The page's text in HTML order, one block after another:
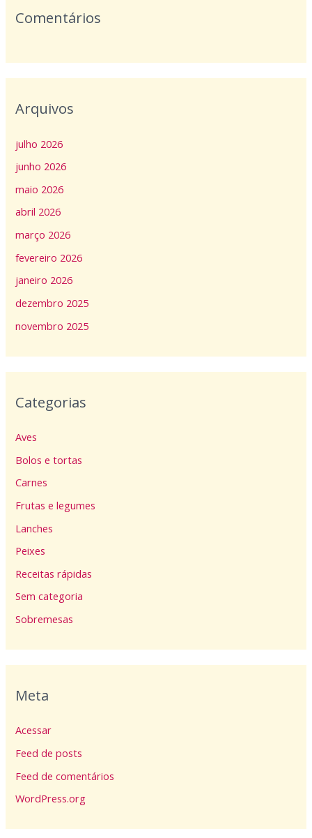
Comentários
Arquivos
julho 2026
junho 2026
maio 2026
abril 2026
março 2026
fevereiro 2026
janeiro 2026
dezembro 2025
novembro 2025
Categorias
Aves
Bolos e tortas
Carnes
Frutas e legumes
Lanches
Peixes
Receitas rápidas
Sem categoria
Sobremesas
Meta
Acessar
Feed de posts
Feed de comentários
WordPress.org